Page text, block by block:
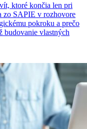
ktoré končia len pri
zo SAPIE v rozhovore
pokroku a prečo
budovanie vlastných